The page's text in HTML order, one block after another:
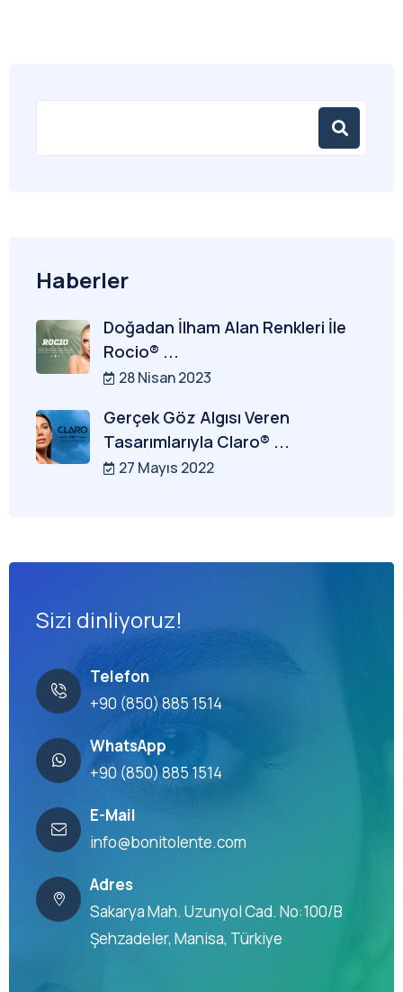
Haberler
Doğadan İlham Alan Renkleri İle
Rocio® ...
28 Nisan 2023
Gerçek Göz Algısı Veren
Tasarımlarıyla Claro® ...
27 Mayıs 2022
Sizi dinliyoruz!
Telefon
+90 (850) 885 1514
WhatsApp
+90 (850) 885 1514
E-Mail
info@bonitolente.com
Adres
Sakarya Mah. Uzunyol Cad. No:100/B
Şehzadeler, Manisa, Türkiye